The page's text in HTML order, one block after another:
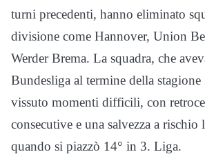
turni precedenti, hanno eliminato
divisione come Hannover, Union
Werder Brema. La squadra, che
Bundesliga al termine della
vissuto momenti difficili, con
consecutive e una salvezza a rischio
quando si piazzò 14° in 3. Liga.